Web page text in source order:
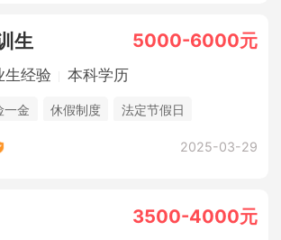
生 5000-6000元
生经验 本科学历
一金 休假制度
法定节假日
2025-03-29
3500-4000元